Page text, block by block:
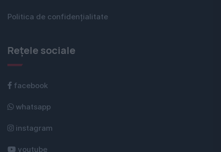
Politica de confidențialitate
Rețele sociale
facebook
whatsapp
instagram
youtube